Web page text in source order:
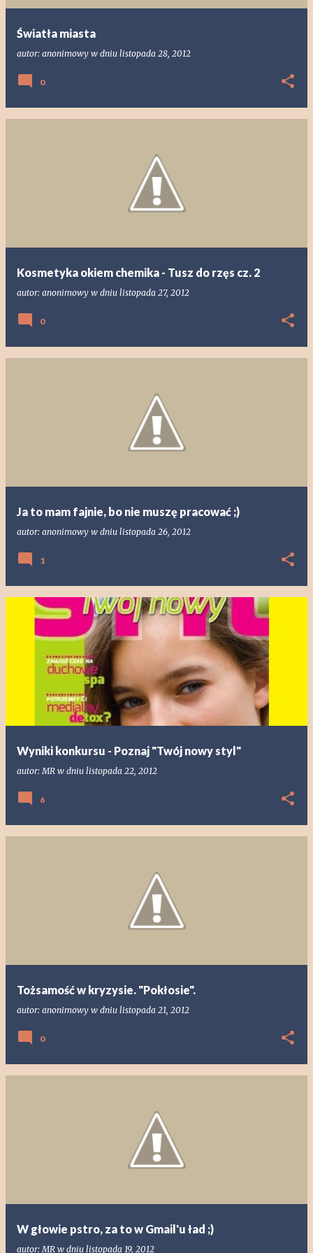
Światła miasta
autor: anonimowy w dniu listopada 28, 2012
0
Kosmetyka okiem chemika - Tusz do rzęs cz. 2
autor: anonimowy w dniu listopada 27, 2012
0
Ja to mam fajnie, bo nie muszę pracować ;)
autor: anonimowy w dniu listopada 26, 2012
1
Wyniki konkursu - Poznaj "Twój nowy styl"
autor:MR w dniu listopada 22, 2012
6
Tożsamość w kryzysie. "Pokłosie".
autor: anonimowy w dniu listopada 21, 2012
0
W głowie pstro, za to w Gmail'u ład ;)
autor:MR w dniu listopada 19, 2012